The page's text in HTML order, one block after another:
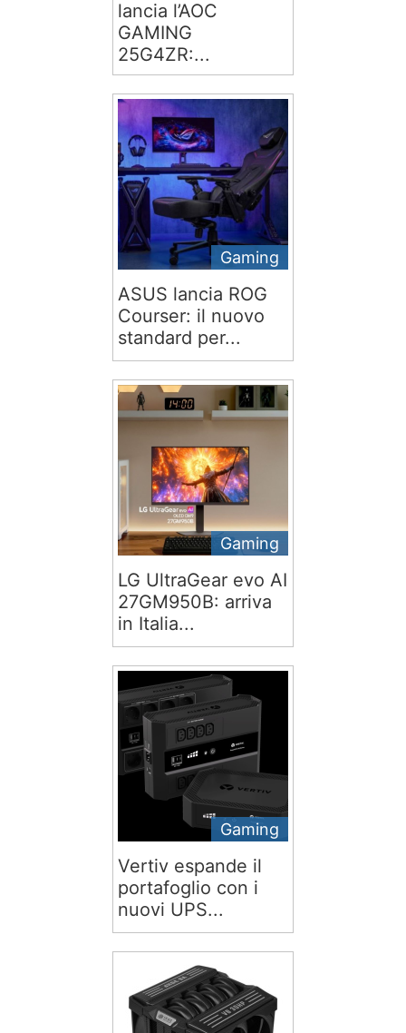
lancia l’AOC
GAMING
25G4ZR:...
Gaming
ASUS lancia ROG
Courser: il nuovo
standard per...
Gaming
LG UltraGear evo AI
27GM950B: arriva
in Italia...
Gaming
Vertiv espande il
portafoglio con i
nuovi UPS...